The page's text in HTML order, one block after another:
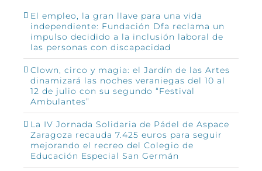
El empleo, la gran llave para una vida
independiente: Fundación Dfa reclama un
impulso decidido a la inclusión laboral de
las personas con discapacidad
Clown, circo y magia: el Jardín de las Artes
dinamizará las noches veraniegas del 10 al
12 de julio con su segundo “Festival
Ambulantes”
La IV Jornada Solidaria de Pádel de Aspace
Zaragoza recauda 7.425 euros para seguir
mejorando el recreo del Colegio de
Educación Especial San Germán